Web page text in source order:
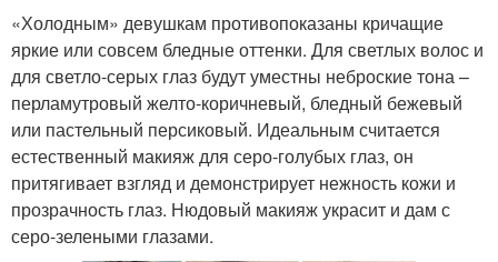
«Холодным» девушкам противопоказаны кричащие
яркие или совсем бледные оттенки. Для светлых волос и
для светло-серых глаз будут уместны неброские тона –
перламутровый желто-коричневый, бледный бежевый
или пастельный персиковый. Идеальным считается
естественный макияж для серо-голубых глаз, он
притягивает взгляд и демонстрирует нежность кожи и
прозрачность глаз. Нюдовый макияж украсит и дам с
серо-зелеными глазами.